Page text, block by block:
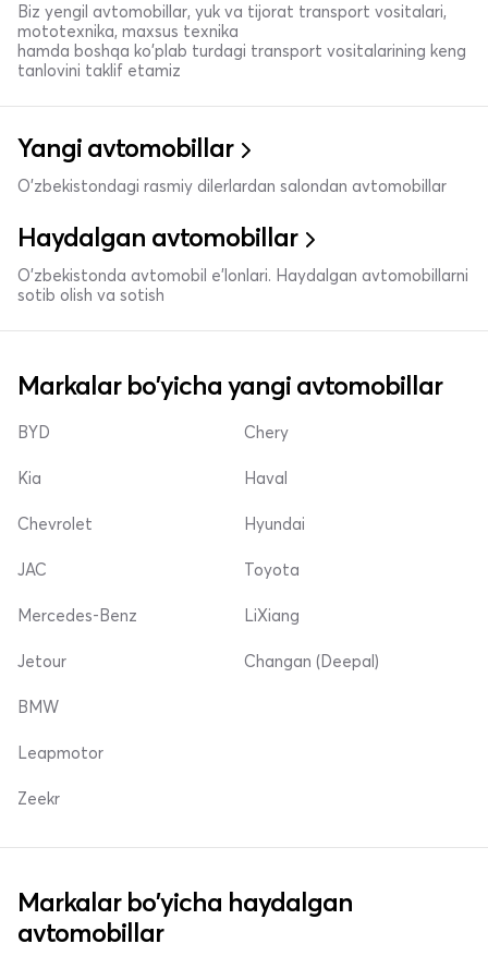
Biz yengil avtomobillar, yuk va tijorat transport vositalari,
mototexnika, maxsus texnika
hamda boshqa ko'plab turdagi transport vositalarining keng
tanlovini taklif etamiz
Yangi avtomobillar
O'zbekistondagi rasmiy dilerlardan salondan avtomobillar
Haydalgan avtomobillar
O'zbekistonda avtomobil e’lonlari. Haydalgan avtomobillarni
sotib olish va sotish
Markalar bo'yicha yangi avtomobillar
BYD
Kia
Chevrolet
Chery
Haval
Hyundai
JAC
Mercedes-Benz
Jetour
Toyota
LiXiang
Changan (Deepal)
BMW
Leapmotor
Zeekr
Markalar bo'yicha haydalgan
avtomobillar